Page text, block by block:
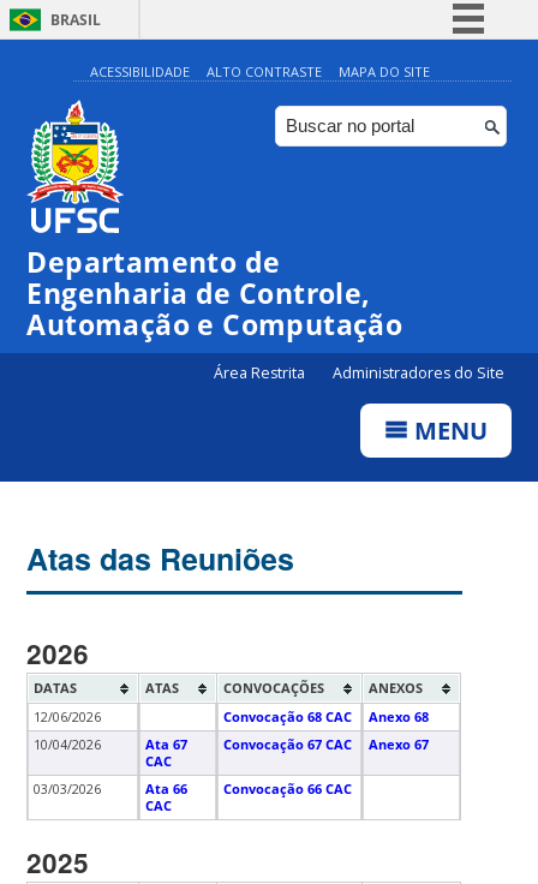
BRASIL
Simplifique!
Comunica BR
Participe
ACESSIBILIDADE ALTO CONTRASTE MAPA DO SITE
Departamento de
Engenharia de Controle,
Automação e Computação
Área Restrita Administradores do Site
MENU
Atas das Reuniões
2026
DATAS ATAS CONVOCAÇÕES
ANEXOS
12/06/2026
Convocação 68 CAC
Anexo 68
10/04/2026
Ata 67
CAC
Convocação 67 CAC Anexo 67
03/03/2026
Ata 66
CAC
Convocação 66 CAC
2025